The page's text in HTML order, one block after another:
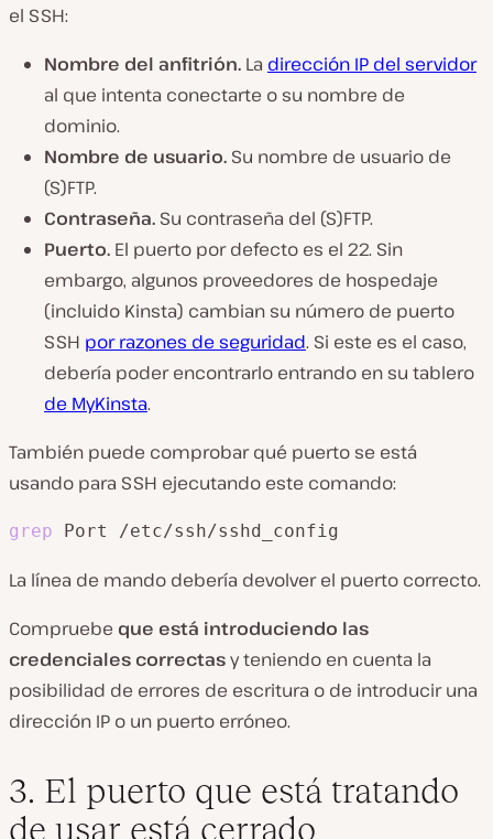
el SSH:
Nombre del anfitrión. La dirección IP del servidor
al que intenta conectarte o su nombre de
dominio.
Nombre de usuario. Su nombre de usuario de
(S)FTP.
Contraseña. Su contraseña del (S)FTP.
Puerto. El puerto por defecto es el 22. Sin
embargo, algunos proveedores de hospedaje
(incluido Kinsta) cambian su número de puerto
SSH por razones de seguridad. Si este es el caso,
debería poder encontrarlo entrando en su tablero
de MyKinsta.
También puede comprobar qué puerto se está
usando para SSH ejecutando este comando:
grep Port /etc/ssh/sshd_config
La línea de mando debería devolver el puerto correcto.
Compruebe que está introduciendo las
credenciales correctasy teniendo en cuenta la
posibilidad de errores de escritura o de introducir una
dirección IP o un puerto erróneo.
3. El puerto que está tratando
de usar está cerrado